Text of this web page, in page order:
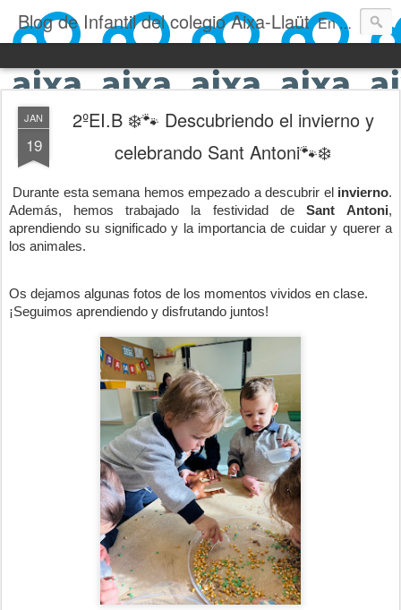
Blog de Infantil del colegio Aixa-Llaüt En nuestro blog verás las actividades del día a día de Infantil, de los alumnos de 0 a 6 años: los talleres, los experimentos, las rutinas, las clases, los patios, etc. ¡Todo aquello que los más pequeños no saben contar!
JAN
19
2ºEI.B ❄️🐾 Descubriendo el invierno y
celebrando Sant Antoni🐾❄️
Durante esta semana hemos empezado a descubrir el invierno.
Además, hemos trabajado la festividad de Sant Antoni,
aprendiendo su significado y la importancia de cuidar y querer a
los animales.
Os dejamos algunas fotos de los momentos vividos en clase.
¡Seguimos aprendiendo y disfrutando juntos!